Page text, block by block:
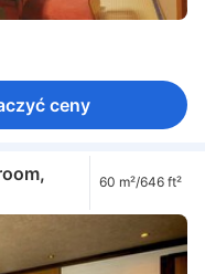
ceny
60 m²/646 ft²